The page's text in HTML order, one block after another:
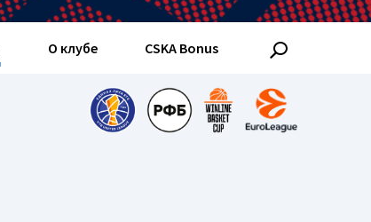
О клубе CSKA Bonus